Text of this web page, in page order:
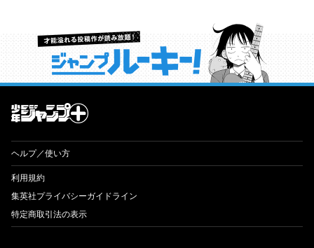
才能溢れる投稿作が読み放題！ ジャンプルーキー！
ヘルプ／使い方
利用規約
集英社プライバシーガイドライン
特定商取引法の表示